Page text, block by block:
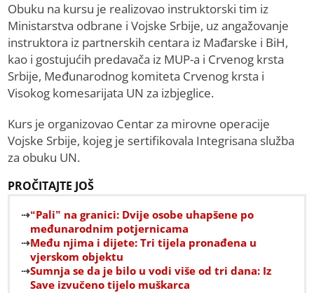
Obuku na kursu je realizovao instruktorski tim iz
Ministarstva odbrane i Vojske Srbije, uz angažovanje
instruktora iz partnerskih centara iz Mađarske i BiH,
kao i gostujućih predavača iz MUP-a i Crvenog krsta
Srbije, Međunarodnog komiteta Crvenog krsta i
Visokog komesarijata UN za izbjeglice.
Kurs je organizovao Centar za mirovne operacije
Vojske Srbije, kojeg je sertifikovala Integrisana služba
za obuku UN.
PROČITAJTE JOŠ
“Pali” na granici: Dvije osobe uhapšene po
međunarodnim potjernicama
Među njima i dijete: Tri tijela pronađena u
vjerskom objektu
Sumnja se da je bilo u vodi više od tri dana: Iz
Save izvučeno tijelo muškarca